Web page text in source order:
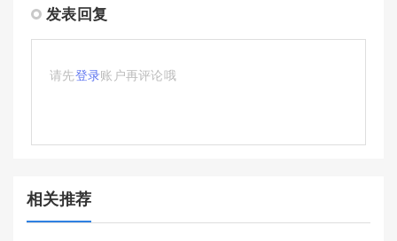
发表回复
请先登录账户再评论哦
相关推荐